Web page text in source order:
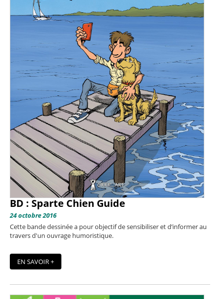
BD : Sparte Chien Guide
24 octobre 2016
Cette bande dessinée a pour objectif de sensibiliser et d’informer au
travers d'un ouvrage humoristique.
EN SAVOIR +